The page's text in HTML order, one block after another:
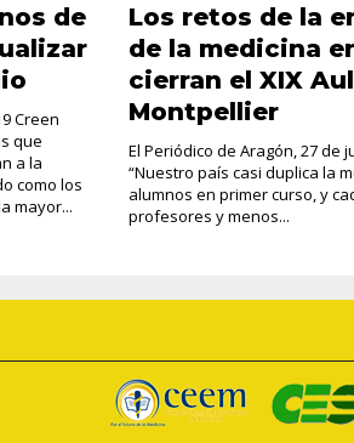
de
Creen
que
a la
como los
mayor...
Los retos de la
de la medicina
cierran el XIX
Montpellier
El Periódico de Aragón, 27 de
“Nuestro país casi duplica la
alumnos en primer curso, y
profesores y menos...